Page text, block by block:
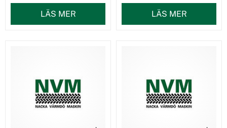
LÄS MER LÄS MER